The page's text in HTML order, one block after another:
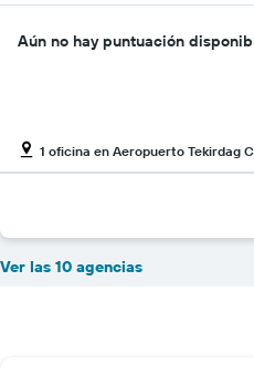
Aún no hay puntuación
1 oficina en Aeropuerto Tekirdag
Ver las 10 agencias